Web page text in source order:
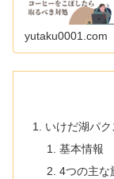
yutaku0001.com
いけだ湖パ
基本情報
4つの主な